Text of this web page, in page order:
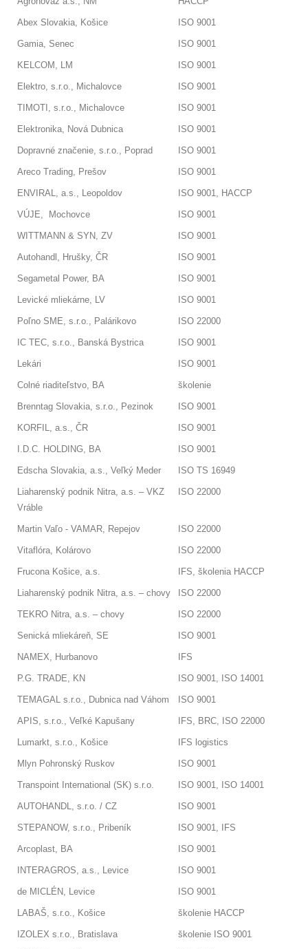
Abex Slovakia, Košice ISO 9001
Gamia, Senec ISO 9001
KELCOM, LM ISO 9001
Elektro, s.r.o., Michalovce ISO 9001
TIMOTI, s.r.o., Michalovce ISO 9001
Elektronika, Nová Dubnica ISO 9001
Dopravné značenie, s.r.o., Poprad ISO 9001
Areco Trading, Prešov ISO 9001
ENVIRAL, a.s., Leopoldov ISO 9001, HACCP
VÚJE, Mochovce ISO 9001
WITTMANN & SYN, ZV ISO 9001
Autohandl, Hrušky, ČR ISO 9001
Segametal Power, BA ISO 9001
Levické mliekárne, LV ISO 9001
Poľno SME, s.r.o., Palárikovo ISO 22000
IC TEC, s.r.o., Banská Bystrica ISO 9001
Lekári ISO 9001
Colné riaditeľstvo, BA školenie
Brenntag Slovakia, s.r.o., Pezinok ISO 9001
KORFIL, a.s., ČR ISO 9001
I.D.C. HOLDING, BA ISO 9001
Edscha Slovakia, a.s., Veľký Meder ISO TS 16949
Liaharenský podnik Nitra, a.s. – VKZ
Vráble
ISO 22000
Martin Vaľo - VAMAR, Repejov ISO 22000
Vitaflóra, Kolárovo ISO 22000
Frucona Košice, a.s. IFS, školenia HACCP
Liaharenský podnik Nitra, a.s. – chovy ISO 22000
TEKRO Nitra, a.s. – chovy ISO 22000
Senická mliekáreň, SE ISO 9001
NAMEX, Hurbanovo IFS
P.G. TRADE, KN ISO 9001, ISO 14001
TEMAGAL s.r.o., Dubnica nad Váhom ISO 9001
APIS, s.r.o., Veľké Kapušany IFS, BRC, ISO 22000
Lumarkt, s.r.o., Košice IFS logistics
Mlyn Pohronský Ruskov ISO 9001
Transpoint International (SK) s.r.o. ISO 9001, ISO 14001
AUTOHANDL, s.r.o. / CZ ISO 9001
STEPANOW, s.r.o., Pribeník ISO 9001, IFS
Arcoplast, BA ISO 9001
INTERAGROS, a.s., Levice ISO 9001
de MICLÉN, Levice ISO 9001
LABAŠ, s.r.o., Košice školenie HACCP
IZOLEX s.r.o., Bratislava školenie ISO 9001